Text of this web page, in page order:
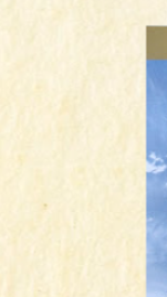
ζωή χωρίς την
άλλοι έχουν
να είναι μόνο του
τίποτα που να
γείτονα. Εντός
ύπαρξη, μέσω της